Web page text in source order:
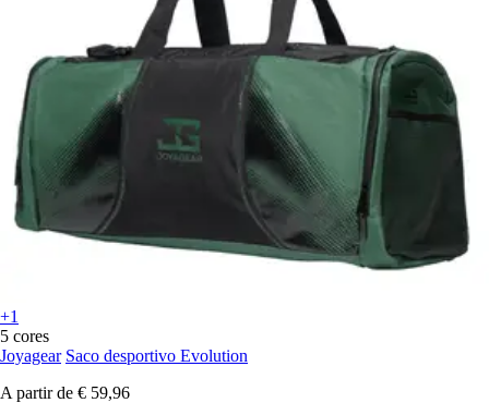
+1
5 cores
Joyagear Saco desportivo Evolution
A partir de € 59,96